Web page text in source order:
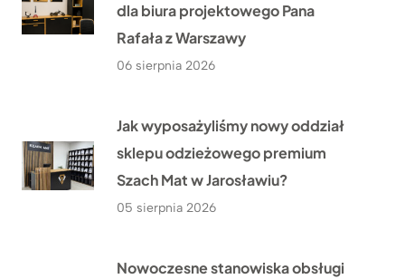
dla biura projektowego Pana
Rafała z Warszawy
06 sierpnia 2026
Jak wyposażyliśmy nowy oddział
sklepu odzieżowego premium
Szach Mat w Jarosławiu?
05 sierpnia 2026
Nowoczesne stanowiska obsługi